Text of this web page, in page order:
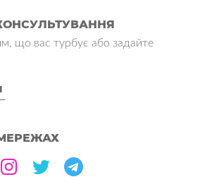
що вас турбує або задайте